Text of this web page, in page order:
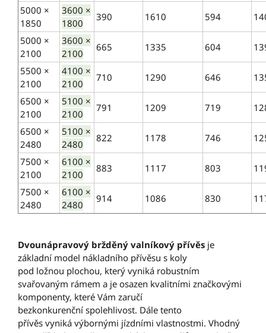
5000 ×
1850
3600 ×
1800
390 1610 594
5000 ×
2100
3600 ×
2100
665 1335 604
5500 ×
2100
4100 ×
2100
710 1290 646
6500 ×
2100
5100 ×
2100
791 1209 719
6500 ×
2480
5100 ×
2480
822 1178 746
7500 ×
2100
6100 ×
2100
883 1117 803
7500 ×
2480
6100 ×
2480
914 1086 830
Dvounápravový bržděný valníkový přívěs je
základní model nákladního přívěsu s koly
pod ložnou plochou, který vyniká robustním
svařovaným rámem a je osazen kvalitními značkovými
komponenty, které Vám zaručí
bezkonkurenční spolehlivost. Dále tento
přívěs vyniká výbornými jízdními vlastnostmi. Vhodný